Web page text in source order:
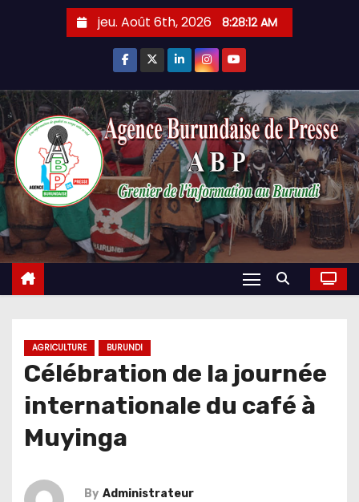
jeu. Août 6th, 2026 8:28:13 AM
AGRICULTURE BURUNDI
Célébration de la journée
internationale du café à
Muyinga
By Administrateur